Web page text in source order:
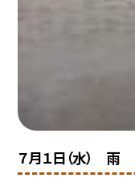
７月１日（水） 雨